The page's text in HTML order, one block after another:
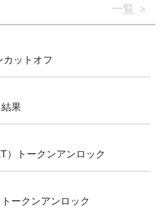
一覧
カットオフ
果
）トークンアンロック
ークンアンロック